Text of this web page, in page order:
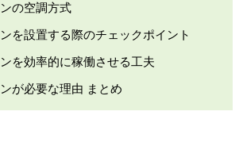
の空調方式
を設置する際のチェックポイント
を効率的に稼働させる工夫
が必要な理由 まとめ